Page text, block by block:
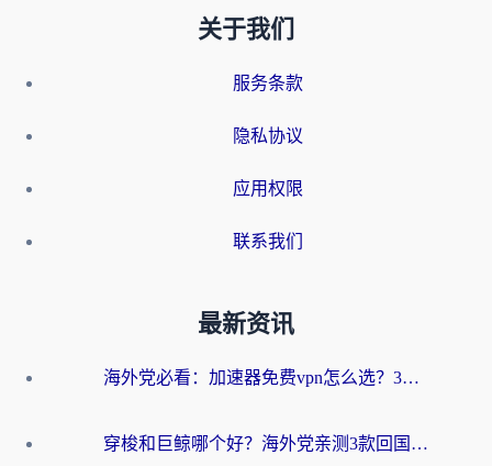
关于我们
服务条款
隐私协议
应用权限
联系我们
最新资讯
海外党必看：加速器免费vpn怎么选？3步教你无缝访问国内资源
穿梭和巨鲸哪个好？海外党亲测3款回国加速器，教你避开90%的坑